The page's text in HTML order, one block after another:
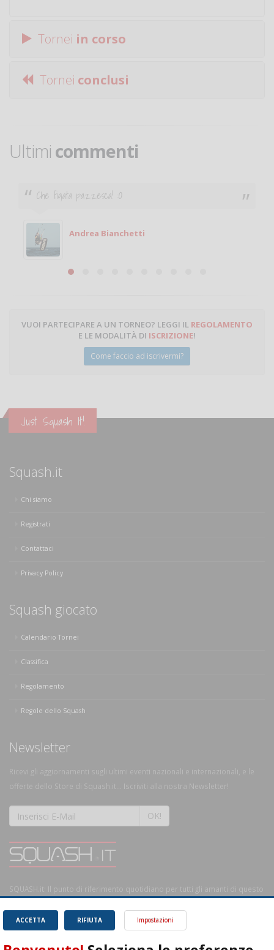
Tornei in corso
Tornei conclusi
Ultimi commenti
:O
Bianchetti
Ciao. Sono a
VUOI PARTECIPARE A UN TORNEO? LEGGI IL REGOLAMENTO
E LE MODALITÀ DI ISCRIZIONE!
Come faccio ad iscrivermi?
Just Squash It!
Squash.it
Chi siamo
Registrati
Contattaci
Privacy Policy
Squash giocato
Calendario Tornei
Classifica
Regolamento
Regole dello Squash
Newsletter
Ricevi gli aggiornamenti sugli ultimi eventi nazionali e internazionali, e le
offerte dello Store di Squash.it... Iscriviti alla nostra Newsletter!
OK!
SQUASH.it: Il punto di riferimento quotidiano per tutti gli amanti di questo
RIFIUTA
ACCETTA Impostazioni